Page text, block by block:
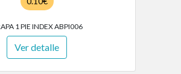
1 PIE INDEX ABPI006
Ver detalle